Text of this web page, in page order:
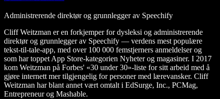
Administrerende direktør og grunnlegger av Speechify
Cliff Weitzman er en forkjemper for dysleksi og administrerende
direktør og grunnlegger av Speechify — verdens mest populære
tekst-til-tale-app, med over 100 000 femstjerners anmeldelser og
som har toppet App Store-kategorien Nyheter og magasiner. I 2017
kom Weitzman på Forbes' «30 under 30»-liste for sitt arbeid med å
gjøre internett mer tilgjengelig for personer med lærevansker. Cliff
Weitzman har blant annet vært omtalt i EdSurge, Inc., PCMag,
Entrepreneur og Mashable.